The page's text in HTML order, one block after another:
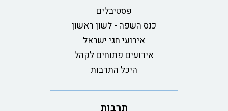
פסטיבלים
כנס השפה - לשון ראשון
אירועי חגי ישראל
אירועים פתוחים לקהל
היכל התרבות